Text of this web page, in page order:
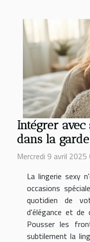
Intégrer
dans la
Mercredi 9 avril 2025
La lingerie sexy
occasions
quotidien de
d'élégance et de
Pousser les
subtilement la